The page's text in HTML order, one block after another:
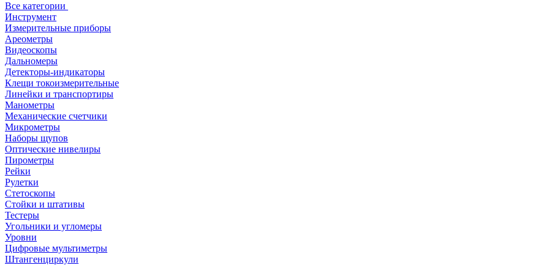
Все категории
Инструмент
Измерительные приборы
Ареометры
Видеоскопы
Дальномеры
Детекторы-индикаторы
Клещи токоизмерительные
Линейки и транспортиры
Манометры
Механические счетчики
Микрометры
Наборы щупов
Оптические нивелиры
Пирометры
Рейки
Рулетки
Стетоскопы
Стойки и штативы
Тестеры
Угольники и угломеры
Уровни
Цифровые мультиметры
Штангенциркули